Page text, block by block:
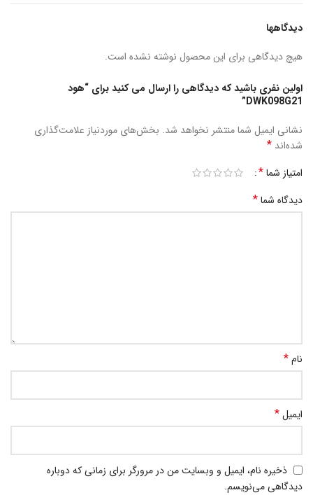
دیدگاهها
هیچ دیدگاهی برای این محصول نوشته نشده است.
اولین نفری باشید که دیدگاهی را ارسال می کنید برای “هود
DWK098G21”
نشانی ایمیل شما منتشر نخواهد شد. بخش‌های موردنیاز علامت‌گذاری
شده‌اند *
امتیاز شما*
دیدگاه شما*
نام*
ایمیل*
ذخیره نام، ایمیل و وبسایت من در مرورگر برای زمانی که دوباره
دیدگاهی می‌نویسم.